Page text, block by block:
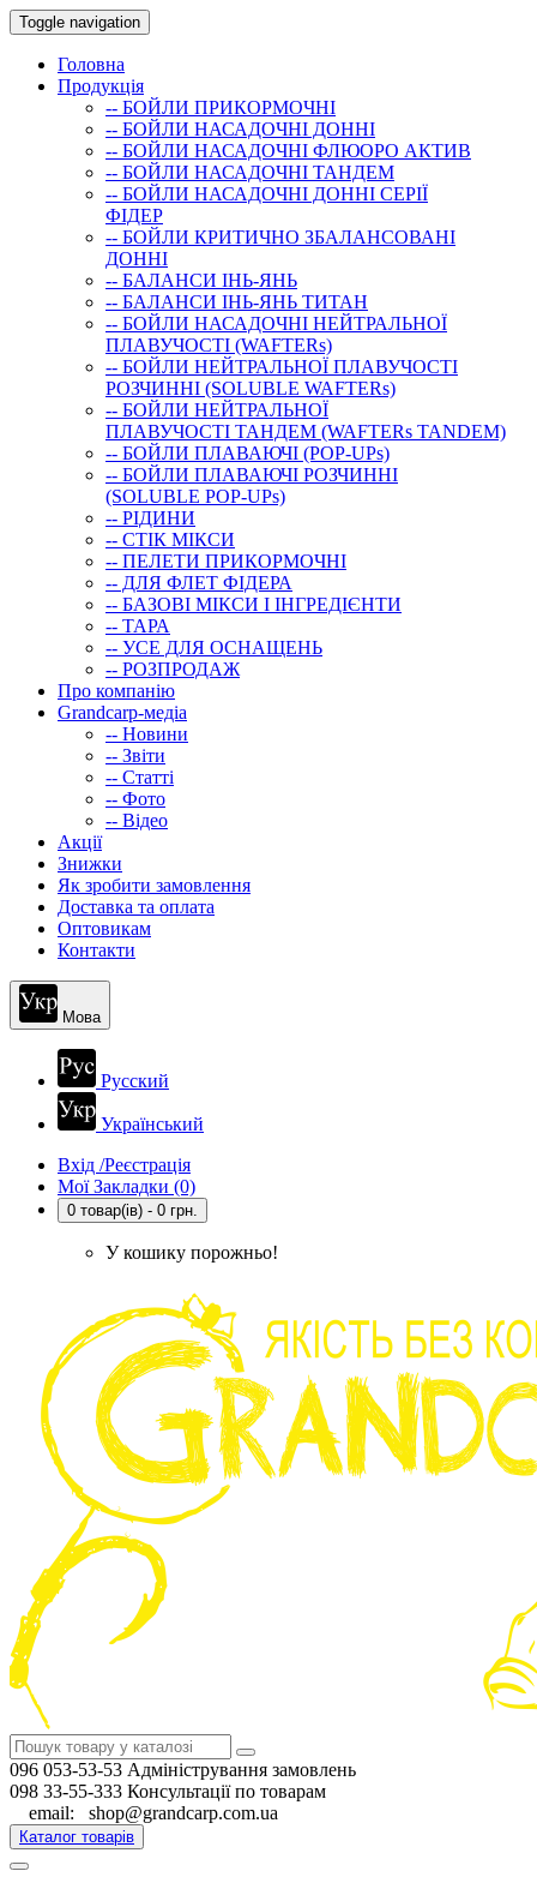
Toggle navigation
Головна
Продукція
-- БОЙЛИ ПРИКОРМОЧНI
-- БОЙЛИ НАСАДОЧНI ДОННI
-- БОЙЛИ НАСАДОЧНІ ФЛЮОРО АКТИВ
-- БОЙЛИ НАСАДОЧНІ ТАНДЕМ
-- БОЙЛИ НАСАДОЧНI ДОННI СЕРIÏ
ФIДЕР
-- БОЙЛИ КРИТИЧНО ЗБАЛАНСОВАНІ
ДОННІ
-- БАЛАНСИ ІНЬ-ЯНЬ
-- БАЛАНСИ ІНЬ-ЯНЬ ТИТАН
-- БОЙЛИ НАСАДОЧНI НЕЙТРАЛЬНОÏ
ПЛАВУЧОСТI (WAFTERs)
-- БОЙЛИ НЕЙТРАЛЬНОЇ ПЛАВУЧОСТІ
РОЗЧИННІ (SOLUBLE WAFTERs)
-- БОЙЛИ НЕЙТРАЛЬНОЇ
ПЛАВУЧОСТІ ТАНДЕМ (WAFTERs TANDEM)
-- БОЙЛИ ПЛАВАЮЧІ (POP-UPs)
-- БОЙЛИ ПЛАВАЮЧI РОЗЧИННI
(SOLUBLE POP-UPs)
-- РIДИНИ
-- СТIК МIКСИ
-- ПЕЛЕТИ ПРИКОРМОЧНІ
-- ДЛЯ ФЛЕТ ФІДЕРА
-- БАЗОВІ МІКСИ І ІНГРЕДІЄНТИ
-- ТАРА
-- УСЕ ДЛЯ ОСНАЩЕНЬ
-- РОЗПРОДАЖ
Про компанію
Grandcarp-медіа
-- Новини
-- Звіти
-- Статті
-- Фото
-- Відео
Акції
Знижки
Як зробити замовлення
Доставка та оплата
Оптовикам
Контакти
Мова
Русский
Український
Вхід /Реєстрація
Мої Закладки (0)
0 товар(ів) - 0 грн.
У кошику порожньо!
096 053-53-53 Адміністрування замовлень
098 33-55-333 Консультації по товарам
email: shop@grandcarp.com.ua
Каталог товарів